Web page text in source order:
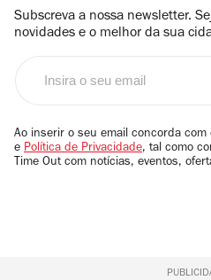
Subscreva a nossa newsletter.
novidades e o melhor da sua
email
Ao inserir o seu email concorda com
e Política de Privacidade, tal como
Time Out com notícias, eventos,